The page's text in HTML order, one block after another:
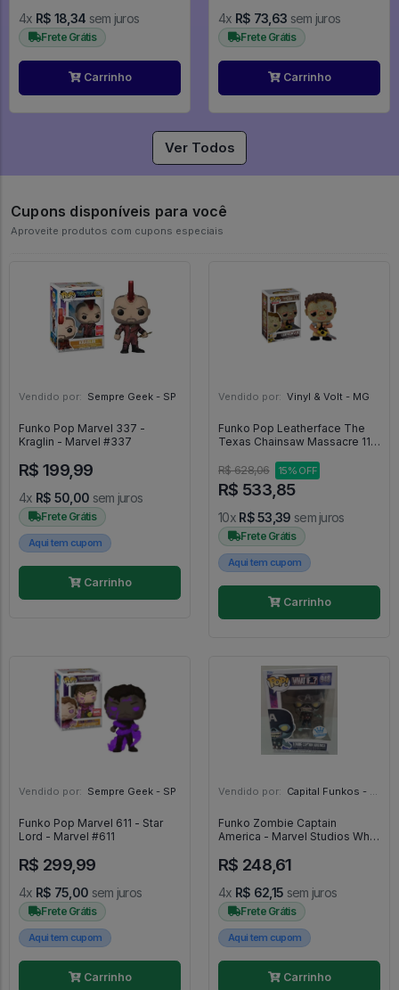
4x R$ 18,34 sem juros
Frete Grátis
Carrinho
4x R$ 73,63 sem juros
Frete Grátis
Carrinho
Ver Todos
Cupons disponíveis para você
Aproveite produtos com cupons especiais
Vendido por: Sempre Geek - SP
Funko Pop Marvel 337 -
Kraglin - Marvel #337
R$ 199,99
4x R$ 50,00 sem juros
Frete Grátis
Aqui tem cupom
Carrinho
Vendido por: Vinyl & Volt - MG
Funko Pop Leatherface The
Texas Chainsaw Massacre 11 -
R$ 628,06
15% OFF
R$ 533,85
10x R$ 53,39 sem juros
Frete Grátis
Aqui tem cupom
Carrinho
Vendido por: Sempre Geek - SP
Funko Pop Marvel 611 - Star
Lord - Marvel #611
R$ 299,99
4x R$ 75,00 sem juros
Frete Grátis
Aqui tem cupom
Carrinho
Vendido por: Capital Funkos - DF
Funko Zombie Captain
America - Marvel Studios What
R$ 248,61
4x R$ 62,15 sem juros
Frete Grátis
Aqui tem cupom
Carrinho